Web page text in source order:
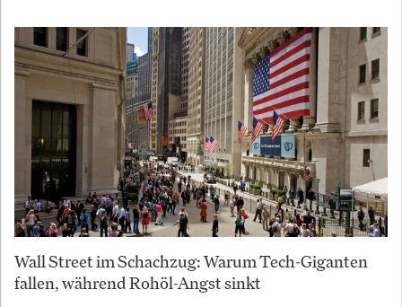
Wall Street im Schachzug: Warum Tech-Giganten
fallen, während Rohöl-Angst sinkt